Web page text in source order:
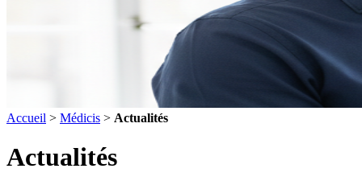
Accueil > Médicis > Actualités
Actualités